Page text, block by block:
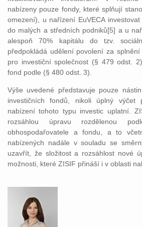
nabízeny pouze fondy, které splňují
omezení), u nařízení EuVECA
do malých a středních podniků[5] a u
alespoň 70% kapitálu do tzv.
předpokládá udělení povolení za
pro investiční společnost (§ 479 odst.
fond podle (§ 480 odst. 3).
Výše uvedené představuje pouze
investičních fondů, nikoli úplný výčet
nabízení tohoto typu investic uplatní.
rozsáhlou úpravu rozdělenou
obhospodařovatele a fondu, a to
nabízených nadále v souladu se
uzavřít, že složitost a rozsáhlost nové
možnosti, které ZISIF přináší i v oblasti